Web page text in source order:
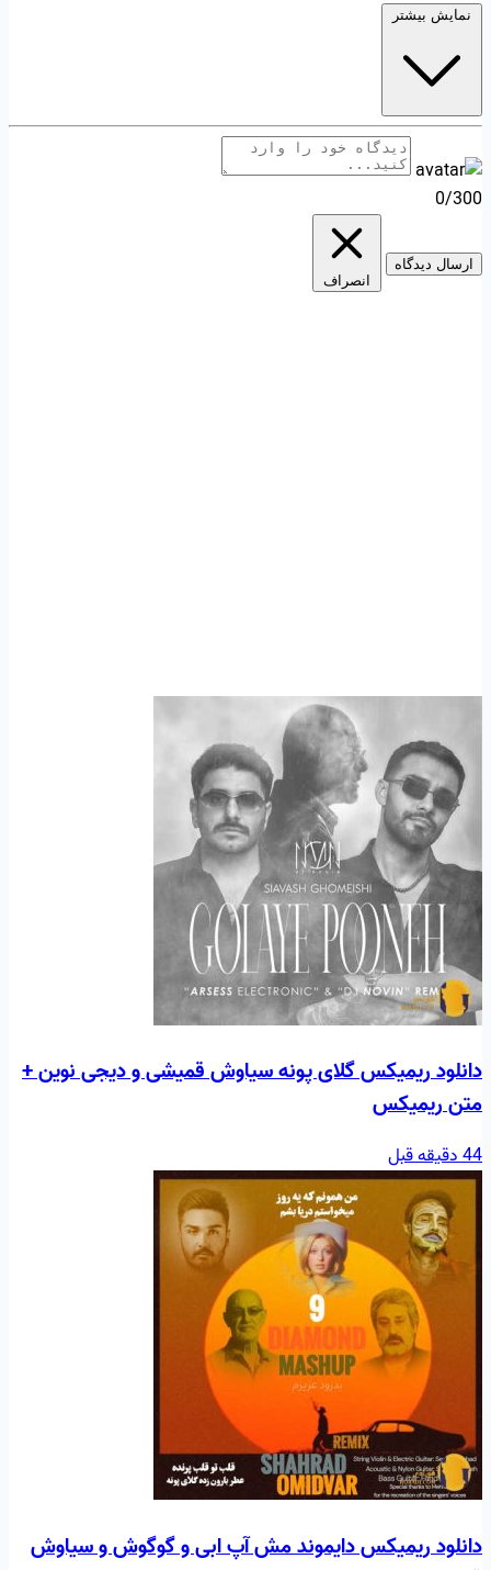
نمایش بیشتر
0/300
ارسال دیدگاه
انصراف
دانلود ریمیکس گلای پونه سیاوش قمیشی و دیجی نوین +
متن ریمیکس
44 دقیقه قبل
دانلود ریمیکس دایموند مش آپ ابی و گوگوش و سیاوش